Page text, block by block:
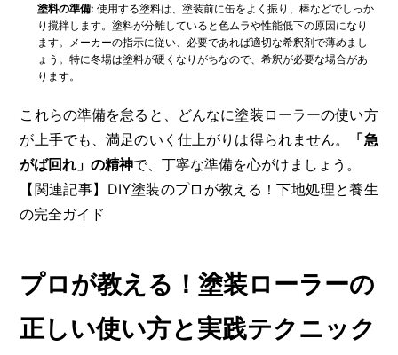
塗料の準備: 使用する塗料は、塗装前に缶をよく振り、棒などでしっか
り撹拌します。塗料が分離していると色ムラや性能低下の原因になり
ます。メーカーの指示に従い、必要であれば適切な希釈剤で薄めまし
ょう。特に冬場は塗料が硬くなりがちなので、希釈が必要な場合があ
ります。
これらの準備を怠ると、どんなに塗装ローラーの使い方
が上手でも、満足のいく仕上がりは得られません。
「急
がば回れ」の精神で、丁寧な準備を心がけましょう。
【関連記事】DIY塗装のプロが教える！下地処理と養生
の完全ガイド
プロが教える！塗装ローラーの
正しい使い方と実践テクニック